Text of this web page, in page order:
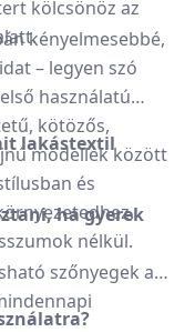
kölcsönöz az
kényelmesebbé,
– legyen szó
használatú
kötözős,
modellek között
és
nélkül.
lakástextil
ha gyerek
szőnyegek a